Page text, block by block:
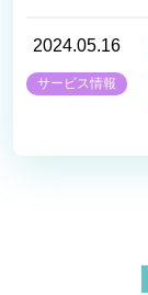
2024.05.16
サービス情報